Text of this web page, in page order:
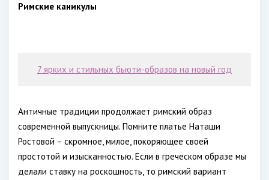
Римские каникулы
7 ярких и стильных бьюти-образов на новый год
Античные традиции продолжает римский образ
современной выпускницы. Помните платье Наташи
Ростовой – скромное, милое, покоряющее своей
простотой и изысканностью. Если в греческом образе мы
делали ставку на роскошность, то римский вариант